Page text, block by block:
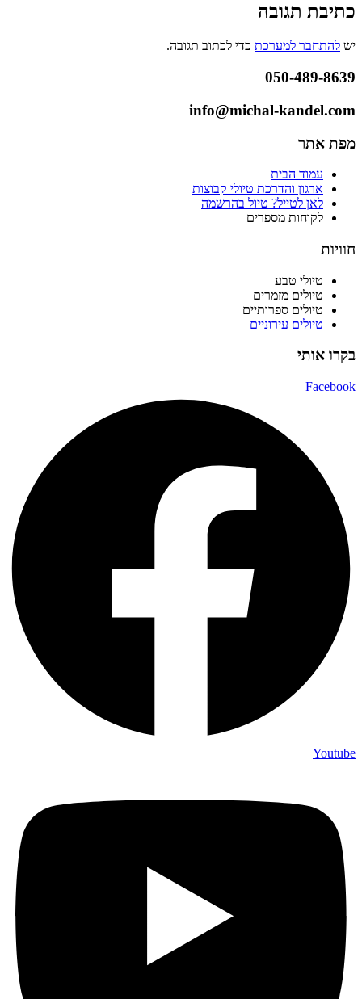
כתיבת תגובה
יש להתחבר למערכת כדי לכתוב תגובה.
050-489-8639
info@michal-kandel.com
מפת אתר
עמוד הבית
ארגון והדרכת טיולי קבוצות
לאן לטייל? טיול בהרשמה
לקוחות מספרים
חוויות
טיולי טבע
טיולים מזמרים
טיולים ספרותיים
טיולים עירוניים
בקרו אותי
Facebook
Youtube